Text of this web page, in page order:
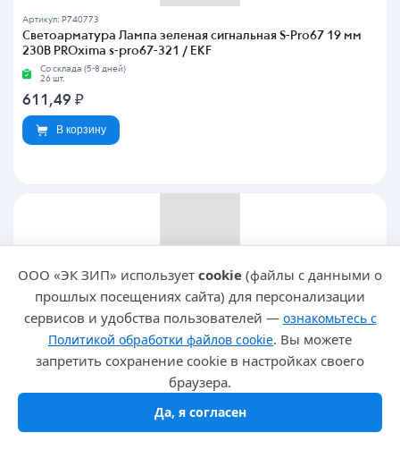
Артикул: P740773
Светоарматура Лампа зеленая сигнальная S-Pro67 19 мм
230В PROxima s-pro67-321 / EKF
Со склада (5-8 дней)
26 шт.
611,49 ₽
В корзину
Светоарматура Лампа зеленая сигнальная S-Pro67 19 мм
24В PROxima s-pro67-322 / EKF
Со склада (5-8 дней)
244 шт.
608,49₽
В корзину
ООО «ЭК ЗИП» использует cookie (файлы с данными о
прошлых посещениях сайта) для персонализации
сервисов и удобства пользователей — ознакомьтесь с
Политикой обработки файлов cookie. Вы можете
запретить сохранение cookie в настройках своего
браузера.
Да, я согласен